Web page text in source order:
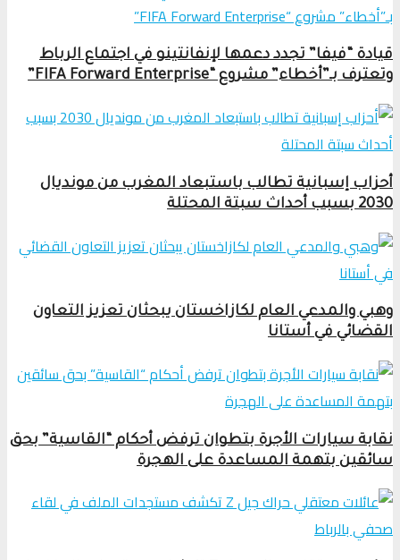
قيادة “فيفا” تجدد دعمها لإنفانتينو في اجتماع الرباط
وتعترف بـ”أخطاء” مشروع “FIFA Forward Enterprise”
أحزاب إسبانية تطالب باستبعاد المغرب من مونديال
2030 بسبب أحداث سبتة المحتلة
وهبي والمدعي العام لكازاخستان يبحثان تعزيز التعاون
القضائي في أستانا
نقابة سيارات الأجرة بتطوان ترفض أحكام “القاسية” بحق
سائقين بتهمة المساعدة على الهجرة